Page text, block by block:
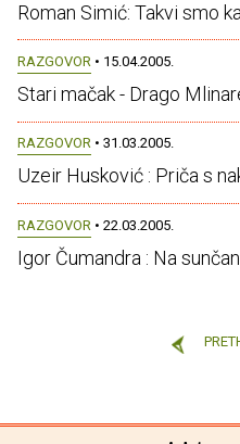
Roman Simić: Takvi smo
RAZGOVOR • 15.04.2005.
Stari mačak - Drago
RAZGOVOR • 31.03.2005.
Uzeir Husković : Priča s
RAZGOVOR • 22.03.2005.
Igor Čumandra : Na